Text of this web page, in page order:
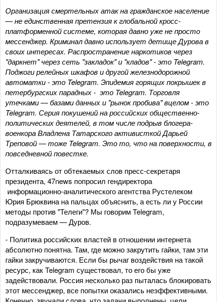
Организация смертельных атак на гражданское население
— не единственная претензия к глобальной кросс-
платформенной системе, которая давно уже не просто
мессенджер. Криминал давно использует детище Дурова в
своих интересах. Распространение наркотиков через
"даркнет" через сеть "закладок" и "кладов" - это Telegram.
Поджоги релейных шкафов и другой железнодорожной
автоматки - это Telegram. Эпидемия горящих покрышек в
петербургских парадных - это Telegram. Торговля
утечками — базами данных и "рынок пробива" вцелом - это
Telegram. Серия покушений на российских общественно-
политических деятелей, в том числе подрыв блогера-
военкора Владлена Татарского активисткой Дарьей
Треповой — тоже Telegram. Это то, что на поверхности, в
повседневной повестке.
Отталкиваясь от обтекаемых слов пресс-секретаря
президента, 47news попросил гендиректора
информационно-аналитического агентства Рустелеком
Юрия Брюквина на пальцах объяснить, а есть ли у России
методы против "Телеги"? Мы говорим Telegram,
подразумеваем — Дуров.
- Политика российских властей в отношении интернета
абсолютно понятна. Там, где можно закрутить гайки, там эти
гайки закручиваются. Если бы рычаг воздействия на такой
ресурс, как Telegram существовал, то его бы уже
задействовали. Россия несколько раз пыталась блокировать
этот мессенджер, все попытки оказались неэффективными.